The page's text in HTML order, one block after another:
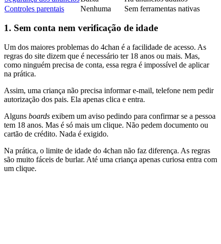
Controles parentais
Nenhuma Sem ferramentas nativas
1. Sem conta nem verificação de idade
Um dos maiores problemas do 4chan é a facilidade de acesso. As
regras do site dizem que é necessário ter 18 anos ou mais. Mas,
como ninguém precisa de conta, essa regra é impossível de aplicar
na prática.
Assim, uma criança não precisa informar e-mail, telefone nem pedir
autorização dos pais. Ela apenas clica e entra.
Alguns boards exibem um aviso pedindo para confirmar se a pessoa
tem 18 anos. Mas é só mais um clique. Não pedem documento ou
cartão de crédito. Nada é exigido.
Na prática, o limite de idade do 4chan não faz diferença. As regras
são muito fáceis de burlar. Até uma criança apenas curiosa entra com
um clique.